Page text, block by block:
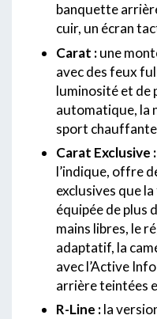
banquette
cuir, un écran
Carat :une
avec des feux
luminosité et de
automatique, la
sport
Carat Exclusive :
l’indique, offre
exclusives que
équipée de plus
mains libres, le
adaptatif, la
avec l’Active
arrière teintées
R-Line :la